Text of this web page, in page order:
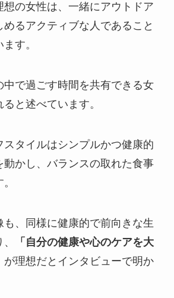
想の女性は、一緒にアウトドア
るアクティブな人であること
す。
中で過ごす時間を共有できる女
と述べています。
スタイルはシンプルかつ健康的
動かし、バランスの取れた食事
、同様に健康的で前向きな生
「自分の健康や心のケアを大
が理想だとインタビューで明か